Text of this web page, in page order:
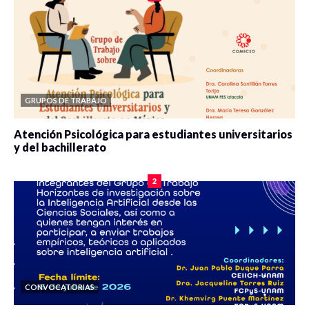
GRUPOS DE TRABAJO
Atención Psicológica para estudiantes universitarios
y del bachillerato
2
CONVOCATORIAS